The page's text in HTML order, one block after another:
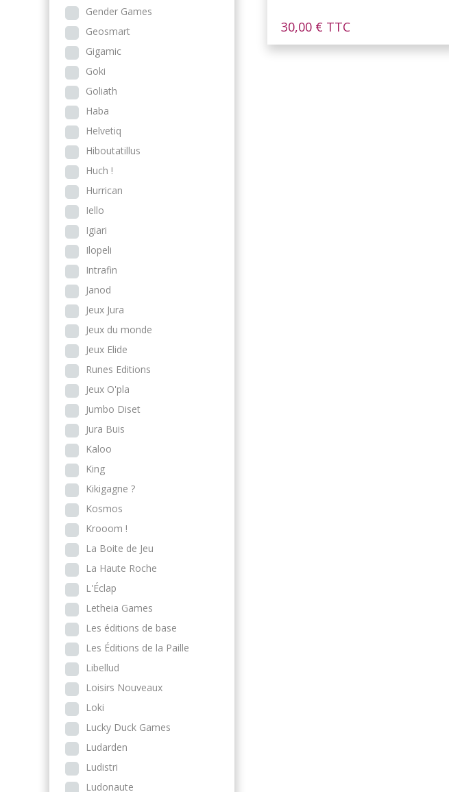
30,00 € TTC
Gender Games
Geosmart
Gigamic
Goki
Goliath
Haba
Helvetiq
Hiboutatillus
Huch !
Hurrican
Iello
Igiari
Ilopeli
Intrafin
Janod
Jeux Jura
Jeux du monde
Jeux Elide
Runes Editions
Jeux O'pla
Jumbo Diset
Jura Buis
Kaloo
King
Kikigagne ?
Kosmos
Krooom !
La Boite de Jeu
La Haute Roche
L'Éclap
Letheia Games
Les éditions de base
Les Éditions de la Paille
Libellud
Loisirs Nouveaux
Loki
Lucky Duck Games
Ludarden
Ludistri
Ludonaute